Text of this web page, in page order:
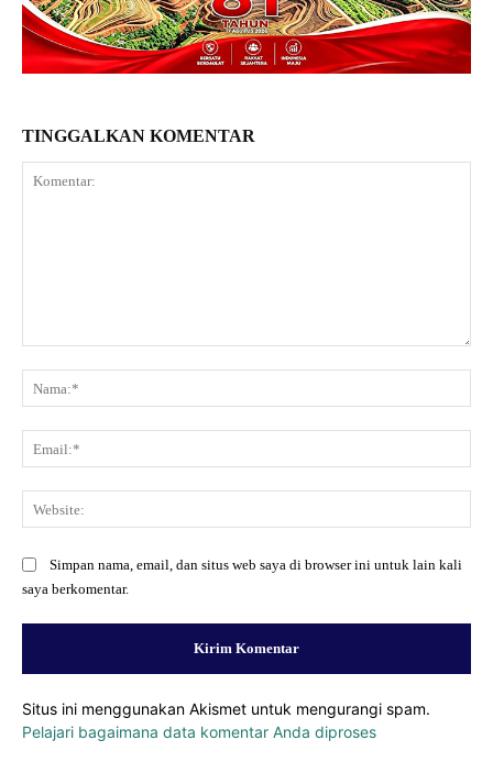
TINGGALKAN KOMENTAR
Simpan nama, email, dan situs web saya di browser ini untuk lain kali
saya berkomentar.
Situs ini menggunakan Akismet untuk mengurangi spam.
Pelajari bagaimana data komentar Anda diproses